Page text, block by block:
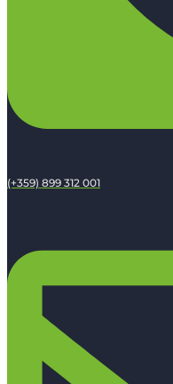
(+359) 899 312 001